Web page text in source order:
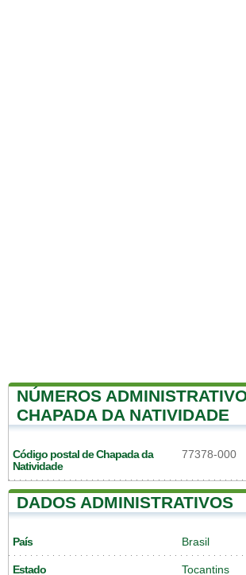
NÚMEROS
CHAPADA DA NATIVIDADE
Código postal de Chapada da
Natividade
77378-000
DADOS ADMINISTRATIVOS
País Brasil
Estado Tocantins